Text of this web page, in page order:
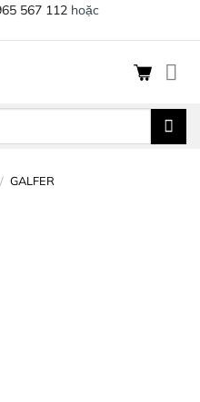
567 112 hoặc
/ GALFER